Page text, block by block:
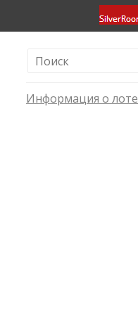
Информация о лоте